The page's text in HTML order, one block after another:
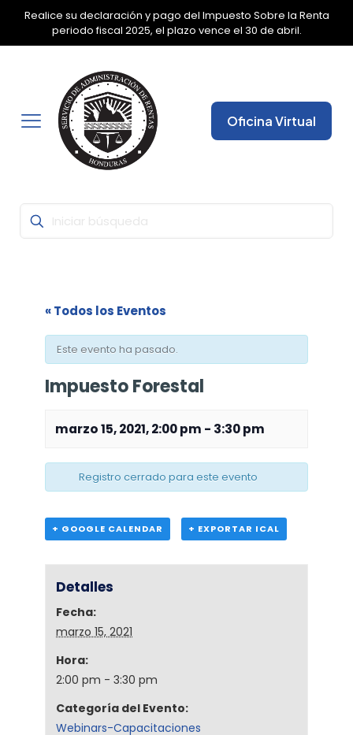
Realice su declaración y pago del Impuesto Sobre la Renta
periodo fiscal 2025, el plazo vence el 30 de abril.
✕
Oficina Virtual
« Todos los Eventos
Este evento ha pasado.
Impuesto Forestal
marzo 15, 2021, 2:00 pm - 3:30 pm
Registro cerrado para este evento
+ GOOGLE CALENDAR + EXPORTAR ICAL
Detalles
Fecha:
marzo 15, 2021
Hora:
2:00 pm - 3:30 pm
Categoría del Evento:
Webinars-Capacitaciones